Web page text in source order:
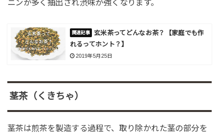
ニンが多く抽出され渋味が強くなります。
玄米茶ってどんなお茶？【家庭でも作
れるってホント？】
2019年5月25日
茎茶（くきちゃ）
茎茶は煎茶を製造する過程で、取り除かれた茎の部分を